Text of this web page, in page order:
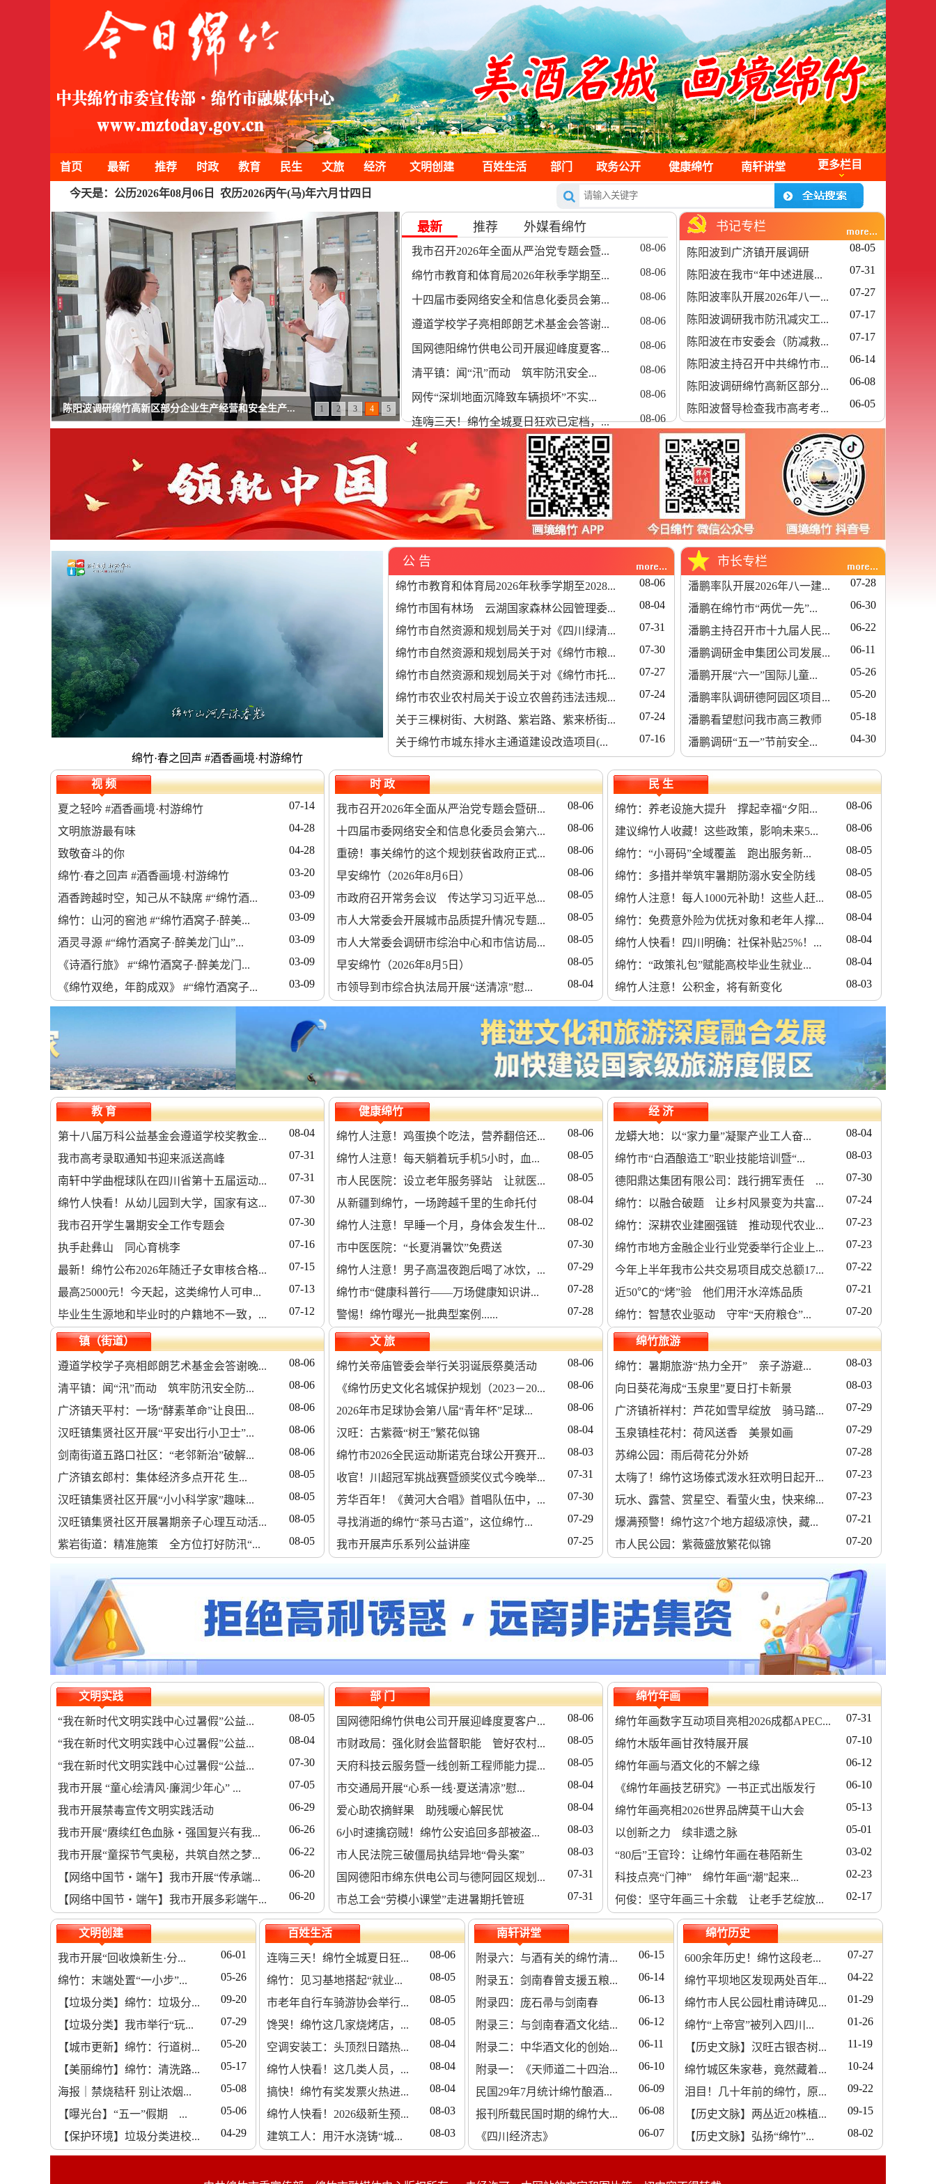
首页 最新 推荐 时政 教育 民生 文旅 经济 文明创建 百姓生活 部门 政务公开 健康绵竹 南轩讲堂 更多栏目
今天是：公历2026年08月06日 农历2026丙午(马)年六月廿四日
陈阳波调研绵竹高新区部分企业生产经营和安全生产... 1 2 3 4 5
最新 推荐 外媒看绵竹
我市召开2026年全面从严治党专题会暨... 08-06
绵竹市教育和体育局2026年秋季学期至... 08-06
十四届市委网络安全和信息化委员会第... 08-06
遵道学校学子亮相郎朗艺术基金会答谢... 08-06
国网德阳绵竹供电公司开展迎峰度夏客... 08-06
清平镇：闻“汛”而动 筑牢防汛安全... 08-06
网传“深圳地面沉降致车辆损坏”不实... 08-06
连嗨三天！绵竹全城夏日狂欢已定档，... 08-06
书记专栏
陈阳波到广济镇开展调研 08-05
陈阳波在我市“年中述进展... 07-31
陈阳波率队开展2026年八一... 07-27
陈阳波调研我市防汛减灾工... 07-17
陈阳波在市安委会（防减救... 07-17
陈阳波主持召开中共绵竹市... 06-14
陈阳波调研绵竹高新区部分... 06-08
陈阳波督导检查我市高考考... 06-05
绵竹·春之回声 #酒香画境·村游绵竹
公 告
绵竹市教育和体育局2026年秋季学期至2028... 08-06
绵竹市国有林场 云湖国家森林公园管理委... 08-04
绵竹市自然资源和规划局关于对《四川绿清... 07-31
绵竹市自然资源和规划局关于对《绵竹市粮... 07-30
绵竹市自然资源和规划局关于对《绵竹市托... 07-27
绵竹市农业农村局关于设立农兽药违法违规... 07-24
关于三棵树街、大树路、紫岩路、紫来桥街... 07-24
关于绵竹市城东排水主通道建设改造项目(... 07-16
市长专栏
潘鹏率队开展2026年八一建... 07-28
潘鹏在绵竹市“两优一先”... 06-30
潘鹏主持召开市十九届人民... 06-22
潘鹏调研金申集团公司发展... 06-11
潘鹏开展“六一”国际儿童... 05-26
潘鹏率队调研德阿园区项目... 05-20
潘鹏看望慰问我市高三教师 05-18
潘鹏调研“五一”节前安全... 04-30
视 频
夏之轻吟 #酒香画境·村游绵竹 07-14
文明旅游最有味 04-28
致敬奋斗的你 04-28
绵竹·春之回声 #酒香画境·村游绵竹 03-20
酒香跨越时空，知己从不缺席 #“绵竹酒... 03-09
绵竹：山河的窖池 #“绵竹酒窝子·醉美... 03-09
酒灵寻源 #“绵竹酒窝子·醉美龙门山”... 03-09
《诗酒行旅》 #“绵竹酒窝子·醉美龙门... 03-09
《绵竹双绝，年韵成双》 #“绵竹酒窝子... 03-09
时 政
我市召开2026年全面从严治党专题会暨研... 08-06
十四届市委网络安全和信息化委员会第六... 08-06
重磅！事关绵竹的这个规划获省政府正式... 08-06
早安绵竹（2026年8月6日） 08-06
市政府召开常务会议 传达学习习近平总... 08-05
市人大常委会开展城市品质提升情况专题... 08-05
市人大常委会调研市综治中心和市信访局... 08-05
早安绵竹（2026年8月5日） 08-05
市领导到市综合执法局开展“送清凉”慰... 08-04
民 生
绵竹：养老设施大提升 撑起幸福“夕阳... 08-06
建议绵竹人收藏！这些政策，影响未来5... 08-06
绵竹：“小哥码”全域覆盖 跑出服务新... 08-05
绵竹：多措并举筑牢暑期防溺水安全防线 08-05
绵竹人注意！每人1000元补助！这些人赶... 08-05
绵竹：免费意外险为优抚对象和老年人撑... 08-04
绵竹人快看！四川明确：社保补贴25%！... 08-04
绵竹：“政策礼包”赋能高校毕业生就业... 08-04
绵竹人注意！公积金，将有新变化 08-03
教 育
第十八届万科公益基金会遵道学校奖教金... 08-04
我市高考录取通知书迎来派送高峰 07-31
南轩中学曲棍球队在四川省第十五届运动... 07-31
绵竹人快看！从幼儿园到大学，国家有这... 07-30
我市召开学生暑期安全工作专题会 07-30
执手赴彝山 同心育桃李 07-16
最新！绵竹公布2026年随迁子女审核合格... 07-15
最高25000元！今天起，这类绵竹人可申... 07-13
毕业生生源地和毕业时的户籍地不一致，... 07-12
健康绵竹
绵竹人注意！鸡蛋换个吃法，营养翻倍还... 08-06
绵竹人注意！每天躺着玩手机5小时，血... 08-05
市人民医院：设立老年服务驿站 让就医... 08-05
从新疆到绵竹，一场跨越千里的生命托付 08-04
绵竹人注意！早睡一个月，身体会发生什... 08-02
市中医医院：“长夏消暑饮”免费送 07-30
绵竹人注意！男子高温夜跑后喝了冰饮，... 07-29
绵竹市“健康科普行——万场健康知识讲... 07-28
警惕！绵竹曝光一批典型案例...... 07-28
经 济
龙蟒大地：以“家力量”凝聚产业工人奋... 08-04
绵竹市“白酒酿造工”职业技能培训暨“... 08-03
德阳鼎达集团有限公司：践行拥军责任 ... 07-30
绵竹：以融合破题 让乡村风景变为共富... 07-24
绵竹：深耕农业建圈强链 推动现代农业... 07-23
绵竹市地方金融企业行业党委举行企业上... 07-23
今年上半年我市公共交易项目成交总额17... 07-22
近50℃的“烤”验 他们用汗水淬炼品质 07-21
绵竹：智慧农业驱动 守牢“天府粮仓”... 07-20
镇（街道）
遵道学校学子亮相郎朗艺术基金会答谢晚... 08-06
清平镇：闻“汛”而动 筑牢防汛安全防... 08-06
广济镇天平村：一场“酵素革命”让良田... 08-06
汉旺镇集贤社区开展“平安出行小卫士”... 08-06
剑南街道五路口社区：“老邻新治”破解... 08-06
广济镇玄郎村：集体经济多点开花 生... 08-05
汉旺镇集贤社区开展“小小科学家”趣味... 08-05
汉旺镇集贤社区开展暑期亲子心理互动活... 08-05
紫岩街道：精准施策 全方位打好防汛“... 08-05
文 旅
绵竹关帝庙管委会举行关羽诞辰祭奠活动 08-06
《绵竹历史文化名城保护规划（2023－20... 08-06
2026年市足球协会第八届“青年杯”足球... 08-06
汉旺：古紫薇“树王”繁花似锦 08-04
绵竹市2026全民运动斯诺克台球公开赛开... 08-03
收官！川超冠军挑战赛暨颁奖仪式今晚举... 07-31
芳华百年！《黄河大合唱》首唱队伍中，... 07-30
寻找消逝的绵竹“茶马古道”，这位绵竹... 07-29
我市开展声乐系列公益讲座 07-25
绵竹旅游
绵竹：暑期旅游“热力全开” 亲子游避... 08-03
向日葵花海成“玉泉里”夏日打卡新景 08-03
广济镇祈祥村：芦花如雪早绽放 骑马踏... 07-29
玉泉镇桂花村：荷风送香 美景如画 07-29
苏绵公园：雨后荷花分外娇 07-28
太嗨了！绵竹这场傣式泼水狂欢明日起开... 07-23
玩水、露营、赏星空、看萤火虫，快来绵... 07-23
爆满预警！绵竹这7个地方超级凉快，藏... 07-21
市人民公园：紫薇盛放繁花似锦 07-20
文明实践
“我在新时代文明实践中心过暑假”公益... 08-05
“我在新时代文明实践中心过暑假”公益... 08-04
“我在新时代文明实践中心过暑假“公益... 07-30
我市开展 “童心绘清风·廉润少年心” ... 07-05
我市开展禁毒宣传文明实践活动 06-29
我市开展“赓续红色血脉・强国复兴有我... 06-26
我市开展“童探节气奥秘，共筑自然之梦... 06-22
【网络中国节・端午】我市开展“传承端... 06-20
【网络中国节・端午】我市开展多彩端午... 06-20
部 门
国网德阳绵竹供电公司开展迎峰度夏客户... 08-06
市财政局：强化财会监督职能 管好农村... 08-05
天府科技云服务暨一线创新工程师能力提... 08-05
市交通局开展“心系一线·夏送清凉”慰... 08-04
爱心助农摘鲜果 助残暖心解民忧 08-04
6小时速擒窃贼！绵竹公安追回多部被盗... 08-03
市人民法院三破僵局执结异地“骨头案” 08-03
国网德阳市绵东供电公司与德阿园区规划... 07-31
市总工会“劳模小课堂”走进暑期托管班 07-31
绵竹年画
绵竹年画数字互动项目亮相2026成都APEC... 07-31
绵竹木版年画甘孜特展开展 07-10
绵竹年画与酒文化的不解之缘 06-12
《绵竹年画技艺研究》一书正式出版发行 06-10
绵竹年画亮相2026世界品牌莫干山大会 05-13
以创新之力 续非遗之脉 05-01
“80后”王官玲：让绵竹年画在巷陌新生 03-02
科技点亮“门神” 绵竹年画“潮”起来... 02-23
何俊：坚守年画三十余载 让老手艺绽放... 02-17
文明创建
我市开展“回收焕新生·分... 06-01
绵竹：末端处置“一小步”... 05-26
【垃圾分类】绵竹：垃圾分... 09-20
【垃圾分类】我市举行“玩... 07-29
【城市更新】绵竹：行道树... 05-20
【美丽绵竹】绵竹：清洗路... 05-17
海报｜禁烧秸秆 别让浓烟... 05-08
【曝光台】“五一”假期 ... 05-06
【保护环境】垃圾分类进校... 04-29
百姓生活
连嗨三天！绵竹全城夏日狂... 08-06
绵竹：见习基地搭起“就业... 08-05
市老年自行车骑游协会举行... 08-05
馋哭！绵竹这几家烧烤店，... 08-05
空调安装工：头顶烈日踏热... 08-04
绵竹人快看！这几类人员，... 08-04
搞快！绵竹有奖发票火热进... 08-04
绵竹人快看！2026级新生预... 08-03
建筑工人：用汗水浇铸“城... 08-03
南轩讲堂
附录六：与酒有关的绵竹清... 06-15
附录五：剑南春曾支援五粮... 06-14
附录四：庞石帚与剑南春 06-13
附录三：与剑南春酒文化结... 06-12
附录二：中华酒文化的创始... 06-11
附录一：《天师道二十四治... 06-10
民国29年7月统计绵竹酿酒... 06-09
报刊所载民国时期的绵竹大... 06-08
《四川经济志》 06-07
绵竹历史
600余年历史！绵竹这段老... 07-27
绵竹平坝地区发现两处百年... 04-22
绵竹市人民公园杜甫诗碑见... 01-29
绵竹“上帝宫”被列入四川... 01-26
【历史文脉】汉旺古银杏树... 11-19
绵竹城区朱家巷，竟然藏着... 10-24
泪目！几十年前的绵竹，原... 09-22
【历史文脉】两丛近20株植... 09-15
【历史文脉】弘扬“绵竹”... 08-02